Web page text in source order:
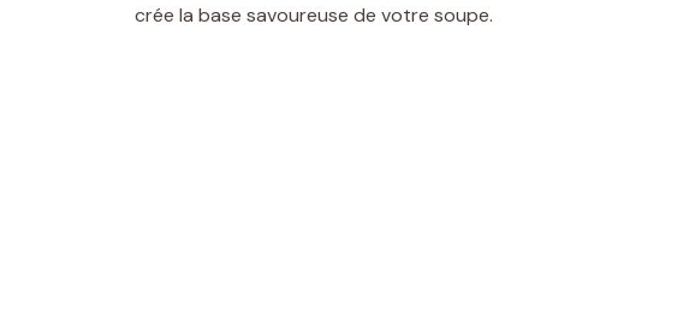
crée la base savoureuse de votre soupe.